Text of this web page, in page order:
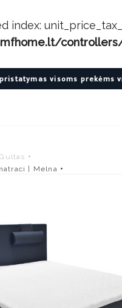
index:
visoms prekėms
| Melna